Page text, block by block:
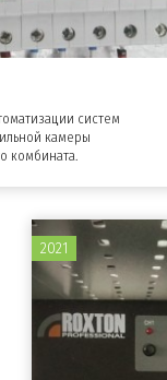
систем
камеры
комбината.
2021